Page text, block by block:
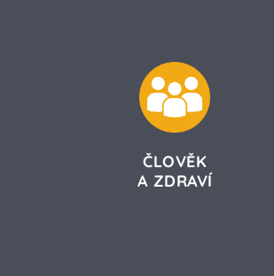
ČLOVĚK
A ZDRAVÍ